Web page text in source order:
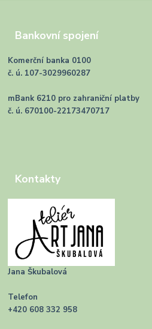
Bankovní spojení
Komerční banka 0100
č. ú. 107-3029960287
mBank 6210 pro zahraniční platby
č. ú. 670100-22173470717
Kontakty
Jana Škubalová
Telefon
+420 608 332 958